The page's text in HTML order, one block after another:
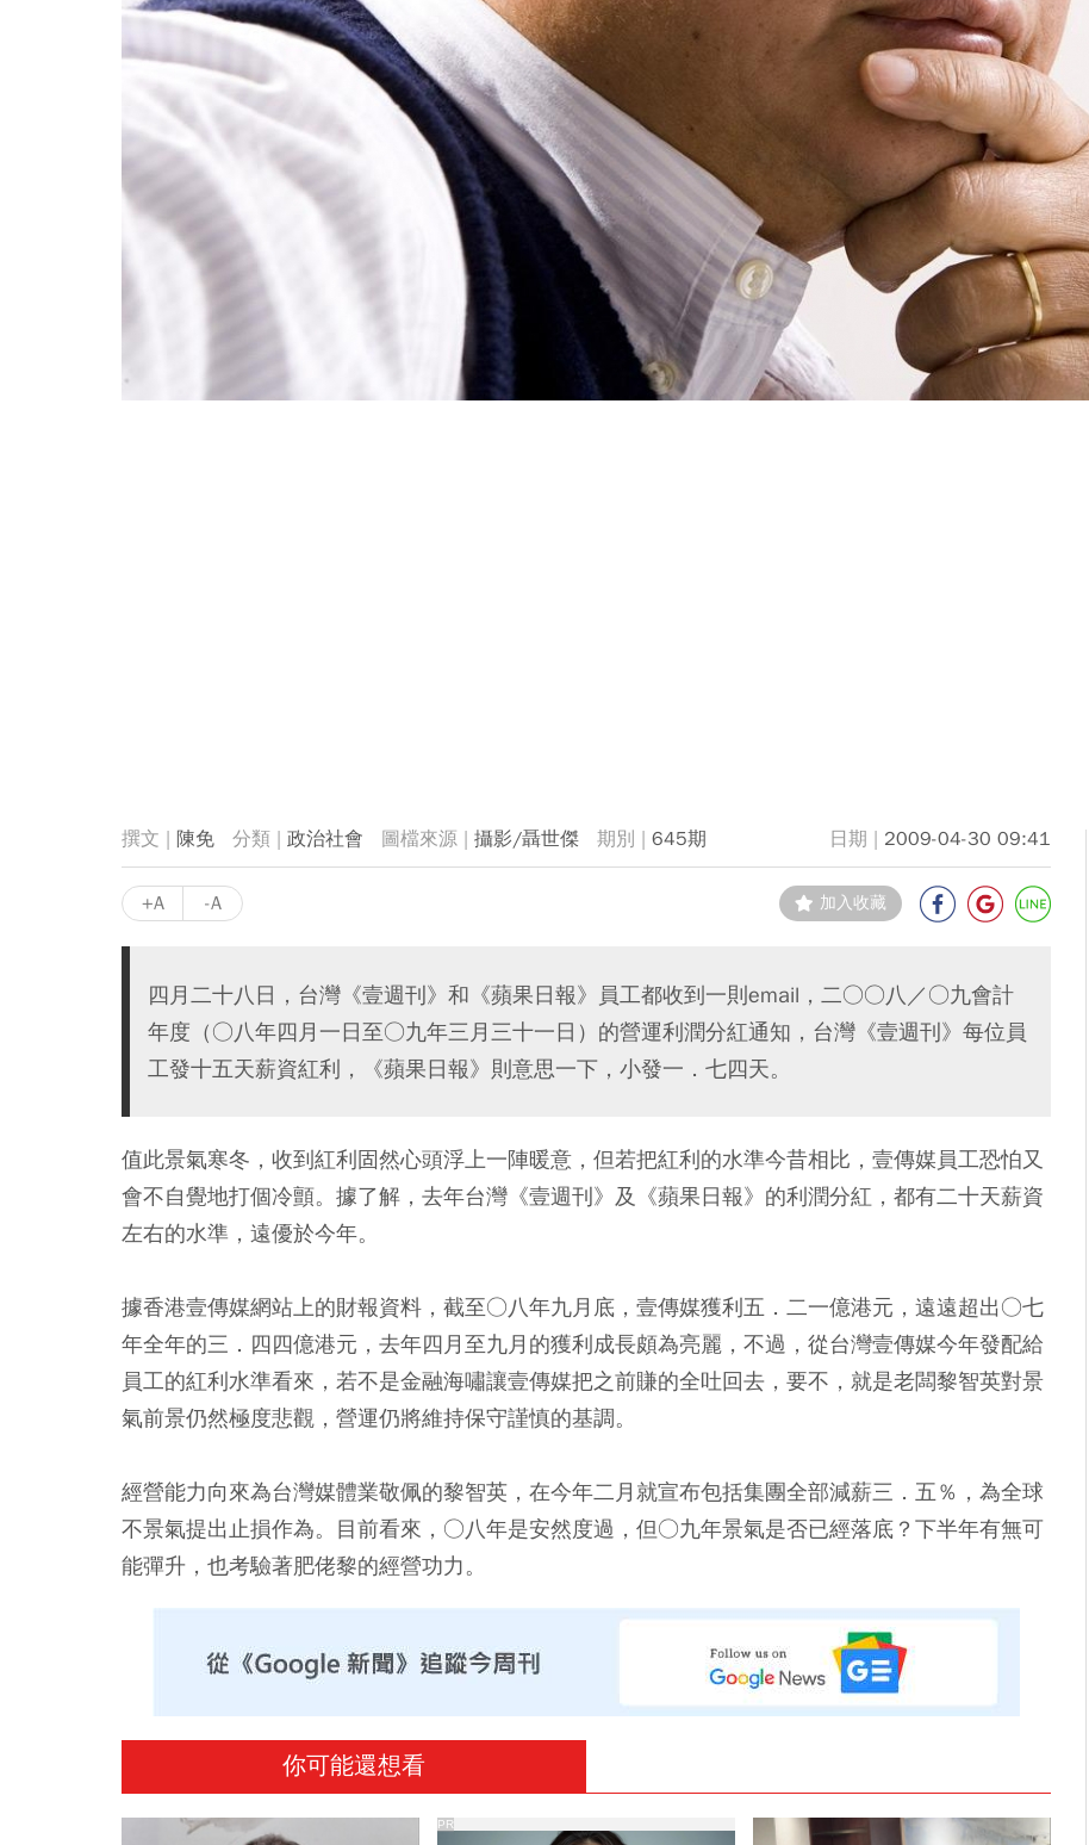
陳免 政治社會 攝影/聶世傑 645期 2009-04-30 09:41
+A -A 加入收藏
四月二十八日，台灣《壹週刊》和《蘋果日報》員工都收到一則email，二○○八／○九會計
年度（○八年四月一日至○九年三月三十一日）的營運利潤分紅通知，台灣《壹週刊》每位員
工發十五天薪資紅利，《蘋果日報》則意思一下，小發一．七四天。
值此景氣寒冬，收到紅利固然心頭浮上一陣暖意，但若把紅利的水準今昔相比，壹傳媒員工恐怕又
會不自覺地打個冷顫。據了解，去年台灣《壹週刊》及《蘋果日報》的利潤分紅，都有二十天薪資
左右的水準，遠優於今年。
據香港壹傳媒網站上的財報資料，截至○八年九月底，壹傳媒獲利五．二一億港元，遠遠超出○七
年全年的三．四四億港元，去年四月至九月的獲利成長頗為亮麗，不過，從台灣壹傳媒今年發配給
員工的紅利水準看來，若不是金融海嘯讓壹傳媒把之前賺的全吐回去，要不，就是老闆黎智英對景
氣前景仍然極度悲觀，營運仍將維持保守謹慎的基調。
經營能力向來為台灣媒體業敬佩的黎智英，在今年二月就宣布包括集團全部減薪三．五％，為全球
不景氣提出止損作為。目前看來，○八年是安然度過，但○九年景氣是否已經落底？下半年有無可
能彈升，也考驗著肥佬黎的經營功力。
你可能還想看
PR